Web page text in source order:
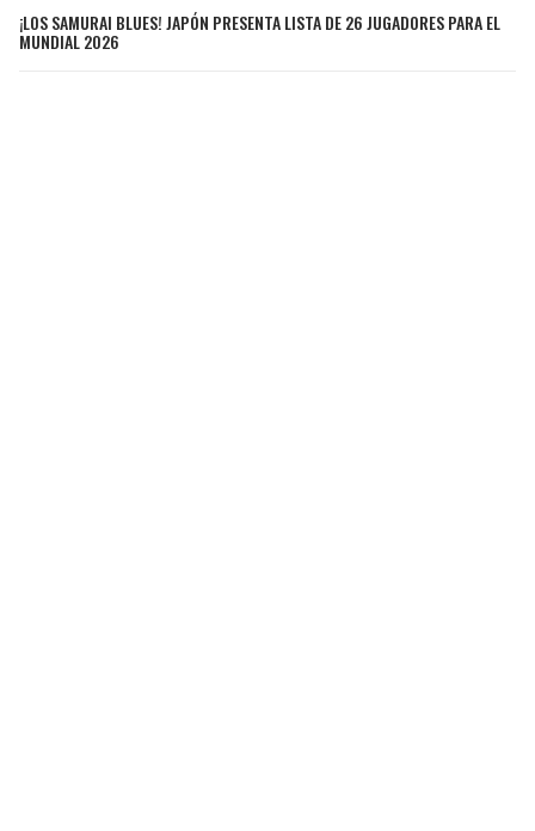
¡LOS SAMURAI BLUES! JAPÓN PRESENTA LISTA DE 26 JUGADORES PARA EL
MUNDIAL 2026